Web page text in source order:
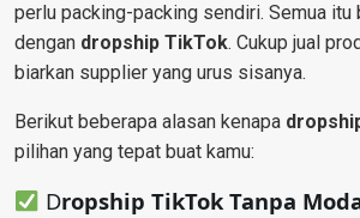
perlu packing-packing sendiri. Semua itu
dengan dropship TikTok. Cukup jual
biarkan supplier yang urus sisanya.
Berikut beberapa alasan kenapa
pilihan yang tepat buat kamu:
Dropship TikTokTanpa